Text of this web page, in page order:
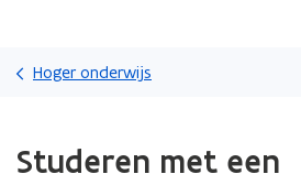
gaan
Hoger onderwijs
met
laden.
Studeren met een